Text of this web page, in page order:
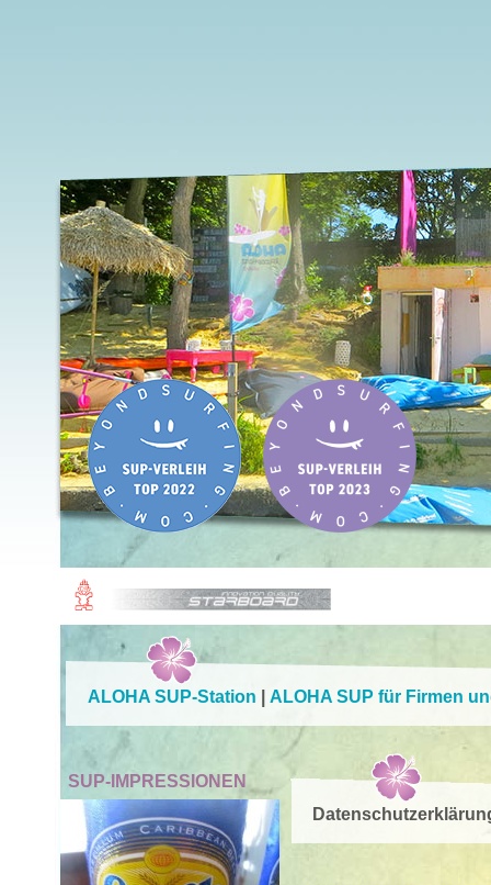
ALOHA SUP-Station ALOHA SUP für Firmen
SUP-IMPRESSIONEN